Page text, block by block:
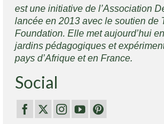
est une initiative de l’Association
lancée en 2013 avec le soutien de
Foundation. Elle met aujourd’hui
jardins pédagogiques et
pays d’Afrique et en France.
Social